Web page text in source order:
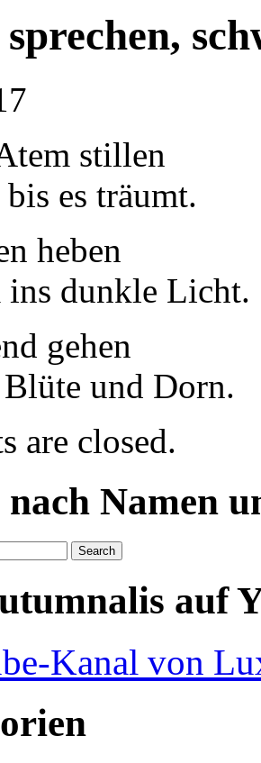
stillen
es träumt.
heben
ins dunkle Licht.
gehen
und Dorn.
are closed.
nach Namen
auf
Kanal von